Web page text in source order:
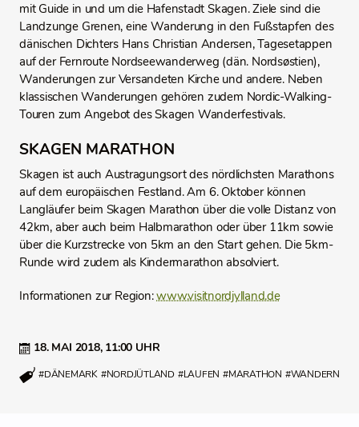
18. MAI 2018, 11:00 UHR
#DÄNEMARK #NORDJÜTLAND #LAUFEN #MARATHON #WANDERN
mit Guide in und um die Hafenstadt Skagen. Ziele sind die
Landzunge Grenen, eine Wanderung in den Fußstapfen des
dänischen Dichters Hans Christian Andersen, Tagesetappen
auf der Fernroute Nordseewanderweg (dän. Nordsøstien),
Wanderungen zur Versandeten Kirche und andere. Neben
klassischen Wanderungen gehören zudem Nordic-Walking-
Touren zum Angebot des Skagen Wanderfestivals.
SKAGEN MARATHON
Skagen ist auch Austragungsort des nördlichsten Marathons
auf dem europäischen Festland. Am 6. Oktober können
Langläufer beim Skagen Marathon über die volle Distanz von
42km, aber auch beim Halbmarathon oder über 11km sowie
über die Kurzstrecke von 5km an den Start gehen. Die 5km-
Runde wird zudem als Kindermarathon absolviert.
Informationen zur Region:www.visitnordjylland.de